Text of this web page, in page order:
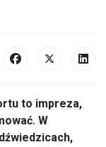
to impreza,
W